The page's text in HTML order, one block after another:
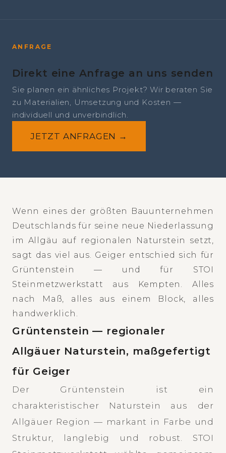
ANFRAGE
Direkt eine Anfrage an uns senden
Sie planen ein ähnliches Projekt? Wir beraten Sie
zu Materialien, Umsetzung und Kosten —
individuell und unverbindlich.
JETZT ANFRAGEN →
Wenn eines der größten Bauunternehmen
Deutschlands für seine neue Niederlassung
im Allgäu auf regionalen Naturstein setzt,
sagt das viel aus. Geiger entschied sich für
Grüntenstein — und für STOI
Steinmetzwerkstatt aus Kempten. Alles
nach Maß, alles aus einem Block, alles
handwerklich.
Grüntenstein — regionaler
Allgäuer Naturstein, maßgefertigt
für Geiger
Der Grüntenstein ist ein
charakteristischer Naturstein aus der
Allgäuer Region — markant in Farbe und
Struktur, langlebig und robust. STOI